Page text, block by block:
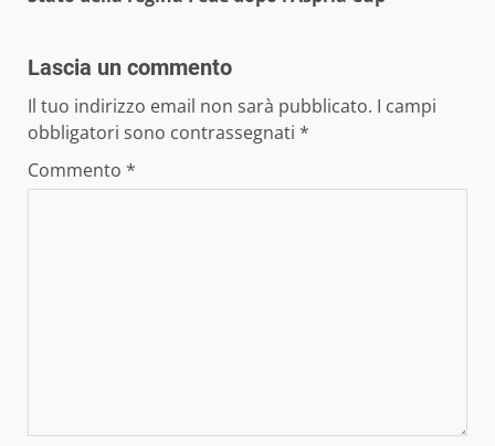
Lascia un commento
Il tuo indirizzo email non sarà pubblicato. I campi
obbligatori sono contrassegnati *
Commento *